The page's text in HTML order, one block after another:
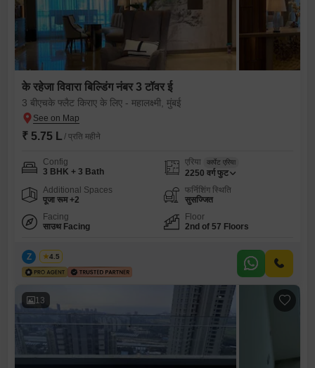
के रहेजा विवारा बिल्डिंग नंबर 3 टॉवर ई
3 बीएचके फ्लैट किराए के लिए - महालक्ष्मी, मुंबई
₹ 5.75 L / प्रति महीने
Config
3 BHK + 3 Bath
एरिया कार्पेट एरिया
2250 वर्ग फुट
Additional Spaces
पूजा रूम +2
फर्निशिंग स्थिति
सुसज्जित
Facing
साउथ Facing
Floor
2nd of 57 Floors
Z Zeltro
4.5
13